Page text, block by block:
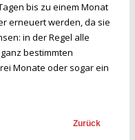
bis zu einem Monat
erneuert werden, da sie
in der Regel alle
bestimmten
Monate oder sogar ein
Zurück